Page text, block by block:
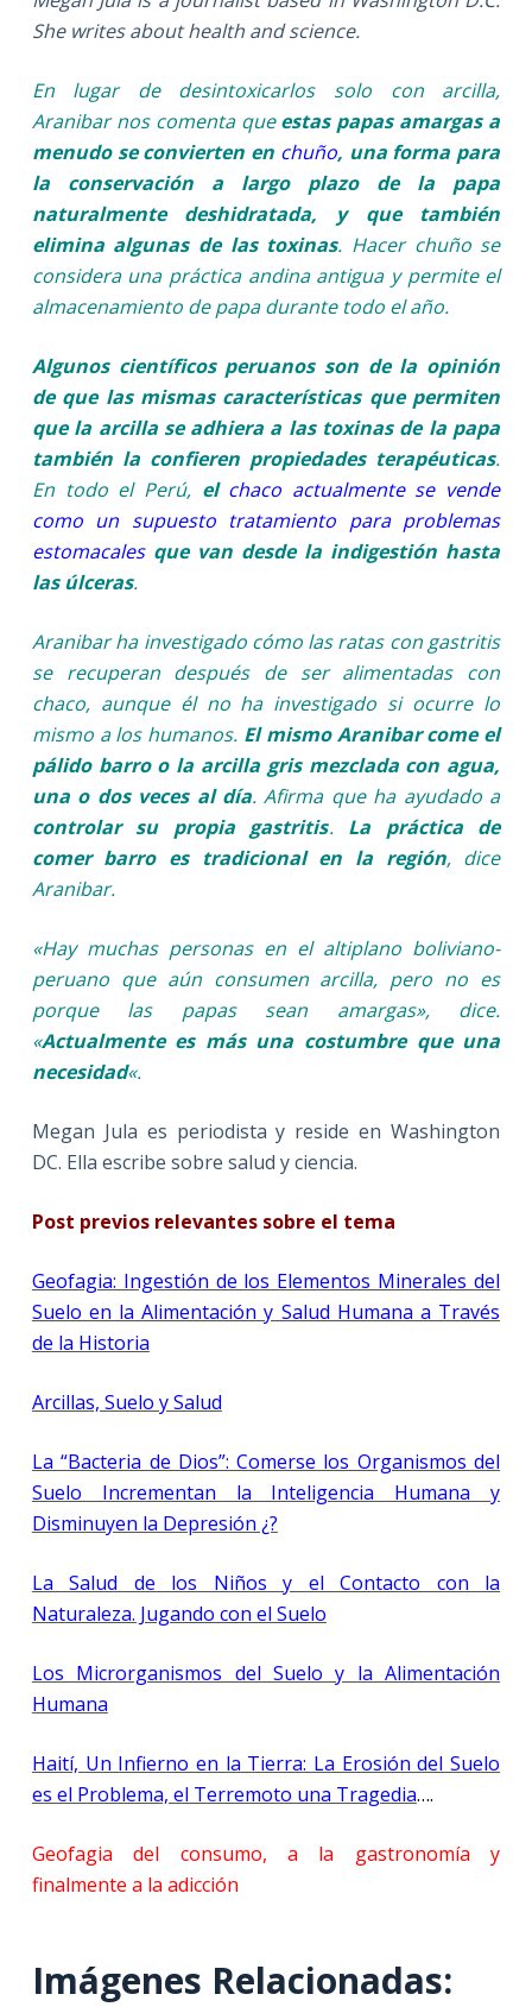
She writes about health and science.
En lugar de desintoxicarlos solo con arcilla,
Aranibar nos comenta queestas papas amargas a
menudo se convierten en chuño, una forma para
la conservación a largo plazo de la papa
naturalmente deshidratada, y que también
elimina algunas de las toxinas. Hacer chuño se
considera una práctica andina antigua y permite el
almacenamiento de papa durante todo el año.
Algunos científicos peruanos son de la opinión
de que las mismas características que permiten
que la arcilla se adhiera a las toxinas de la papa
también la confieren propiedades terapéuticas.
En todo el Perú, el chaco actualmente se vende
como un supuesto tratamiento para problemas
estomacalesque van desde la indigestión hasta
las úlceras.
Aranibar ha investigado cómo las ratas con gastritis
se recuperan después de ser alimentadas con
chaco, aunque él no ha investigado si ocurre lo
mismo a los humanos. El mismo Aranibar come el
pálido barro o la arcilla gris mezclada con agua,
una o dos veces al día. Afirma que ha ayudado a
controlar su propia gastritis. La práctica de
comer barro es tradicional en la región, dice
Aranibar.
«Hay muchas personas en el altiplano boliviano-
peruano que aún consumen arcilla, pero no es
porque las papas sean amargas», dice.
«Actualmente es más una costumbre que una
necesidad«.
Megan Jula es periodista y reside en Washington
DC. Ella escribe sobre salud y ciencia.
Post previos relevantes sobre el tema
Geofagia: Ingestión de los Elementos Minerales del
Suelo en la Alimentación y Salud Humana a Través
de la Historia
Arcillas, Suelo y Salud
La “Bacteria de Dios”: Comerse los Organismos del
Suelo Incrementan la Inteligencia Humana y
Disminuyen la Depresión ¿?
La Salud de los Niños y el Contacto con la
Naturaleza. Jugando con el Suelo
Los Microrganismos del Suelo y la Alimentación
Humana
Haití, Un Infierno en la Tierra: La Erosión del Suelo
es el Problema, el Terremoto una Tragedia….
Geofagia del consumo, a la gastronomía y
finalmente a la adicción
Imágenes Relacionadas: